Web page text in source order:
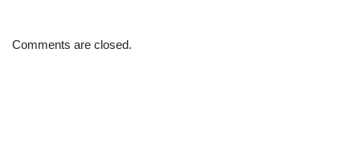
Comments are closed.